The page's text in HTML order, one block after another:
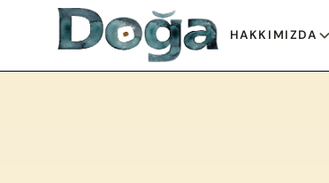
İçeriğe geç
HAKKIMIZDA